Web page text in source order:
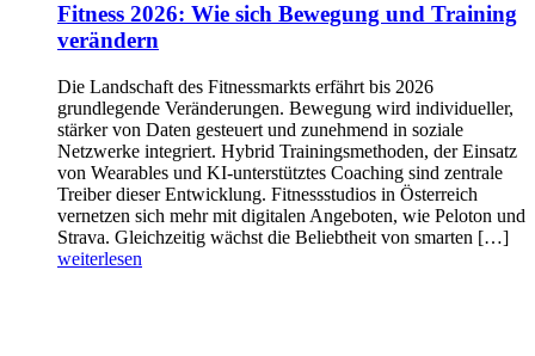
Fitness 2026: Wie sich Bewegung und Training
verändern
Die Landschaft des Fitnessmarkts erfährt bis 2026
grundlegende Veränderungen. Bewegung wird individueller,
stärker von Daten gesteuert und zunehmend in soziale
Netzwerke integriert. Hybrid Trainingsmethoden, der Einsatz
von Wearables und KI-unterstütztes Coaching sind zentrale
Treiber dieser Entwicklung. Fitnessstudios in Österreich
vernetzen sich mehr mit digitalen Angeboten, wie Peloton und
Strava. Gleichzeitig wächst die Beliebtheit von smarten […]
weiterlesen